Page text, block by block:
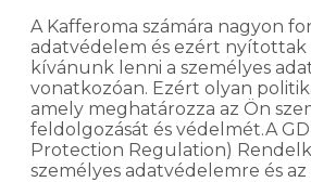
A Kafferoma számára nagyon
adatvédelem és ezért nyítottak
kívánunk lenni a személyes
vonatkozóan. Ezért olyan
amely meghatározza az Ön
feldolgozását és védelmét.A
Protection Regulation)
személyes adatvédelemre és az